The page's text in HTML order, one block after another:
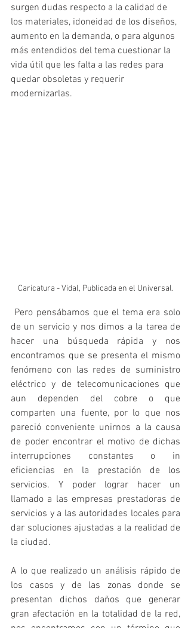
surgen dudas respecto a la calidad de
los materiales, idoneidad de los diseños,
aumento en la demanda, o para algunos
más entendidos del tema cuestionar la
vida útil que les falta a las redes para
quedar obsoletas y requerir
modernizarlas.
Caricatura - Vidal, Publicada en el Universal.
de un servicio y nos dimos a la tarea de
hacer una búsqueda rápida y nos
encontramos que se presenta el mismo
fenómeno con las redes de suministro
eléctrico y de telecomunicaciones que
aun dependen del cobre o que
comparten una fuente, por lo que nos
pareció conveniente unirnos a la causa
de poder encontrar el motivo de dichas
interrupciones constantes o in
eficiencias en la prestación de los
servicios. Y poder lograr hacer un
llamado a las empresas prestadoras de
servicios y a las autoridades locales para
dar soluciones ajustadas a la realidad de
la ciudad.
A lo que realizado un análisis rápido de
los casos y de las zonas donde se
presentan dichos daños que generar
gran afectación en la totalidad de la red,